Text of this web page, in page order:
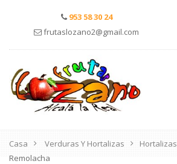
953 58 30 24
frutaslozano2@gmail.com
Casa Verduras Y Hortalizas Hortalizas
Remolacha